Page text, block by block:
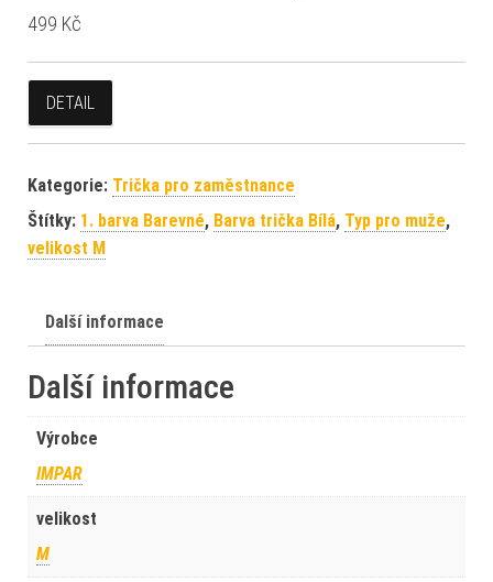
499 Kč
DETAIL
Kategorie: Trička pro zaměstnance
Štítky: 1. barva Barevné, Barva trička Bílá, Typ pro muže,
velikost M
Další informace
Další informace
Výrobce
IMPAR
velikost
M